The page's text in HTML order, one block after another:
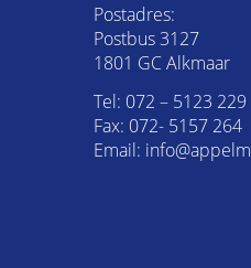
Postadres:
Postbus 3127
1801 GC Alkmaar
Tel: 072 – 5123 229
Fax: 072- 5157 264
Email: